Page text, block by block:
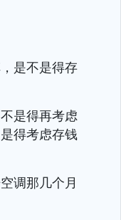
是不是得存
是得再考虑
得考虑存钱
调那几个月